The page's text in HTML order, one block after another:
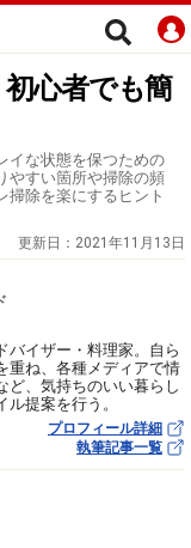
初心者でも簡
イな状態を保つための
やすい箇所や掃除の頻
掃除を楽にするヒント
更新日： 2021年11月13日
バイザー・料理家。自ら
重ね、各種メディアで情
ど、気持ちのいい暮らし
提案を行う。
プロフィール詳細
執筆記事一覧